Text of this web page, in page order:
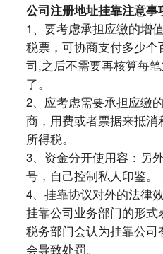
公司注册地址挂靠注意事
1、要考虑承担应缴的增
税票，可协商支付多少
司,之后不需要再核算每
了。
2、应考虑需要承担应缴
商，用费或者票据来抵
所得税。
3、资金分开使用容：另
号，自己控制私人印鉴。
4、挂靠协议对外的法律
挂靠公司业务部门的形
税务部门会认为挂靠公
会导致处罚。